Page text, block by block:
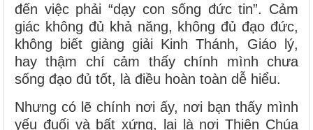
đến việc phải “dạy con sống đức tin”. Cảm
giác không đủ khả năng, không đủ đạo đức,
không biết giảng giải Kinh Thánh, Giáo lý,
hay thậm chí cảm thấy chính mình chưa
sống đạo đủ tốt, là điều hoàn toàn dễ hiểu.
Nhưng có lẽ chính nơi ấy, nơi bạn thấy mình
yếu đuối và bất xứng, lại là nơi Thiên Chúa